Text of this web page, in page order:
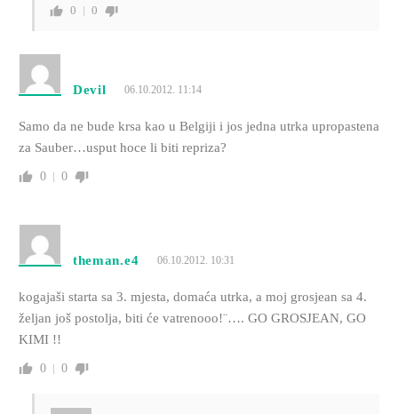
0 0
Devil 06.10.2012. 11:14
Samo da ne bude krsa kao u Belgiji i jos jedna utrka upropastena
za Sauber…usput hoce li biti repriza?
0 0
theman.e4 06.10.2012. 10:31
kogajaši starta sa 3. mjesta, domaća utrka, a moj grosjean sa 4.
željan još postolja, biti će vatrenooo!¨…. GO GROSJEAN, GO
KIMI !!
0 0